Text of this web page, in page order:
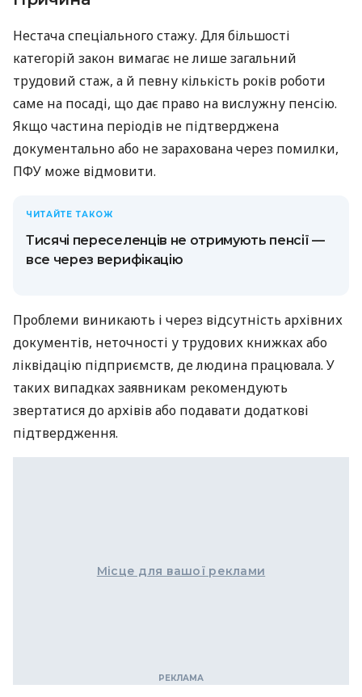
Нестача спеціального стажу. Для більшості
категорій закон вимагає не лише загальний
трудовий стаж, а й певну кількість років роботи
саме на посаді, що дає право на вислужну пенсію.
Якщо частина періодів не підтверджена
документально або не зарахована через помилки,
ПФУ може відмовити.
ЧИТАЙТЕ ТАКОЖ
Тисячі переселенців не отримують пенсії —
все через верифікацію
Проблеми виникають і через відсутність архівних
документів, неточності у трудових книжках або
ліквідацію підприємств, де людина працювала. У
таких випадках заявникам рекомендують
звертатися до архівів або подавати додаткові
підтвердження.
Місце для вашої реклами